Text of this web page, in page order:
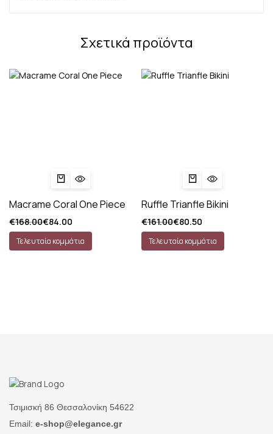
Σχετικά προϊόντα
Macrame Coral One Piece
€168.00€84.00
Τελευταία κομμάτια
Ruffle Trianfle Bikini
€161.00€80.50
Τελευταία κομμάτια
Τσιμισκή 86 Θεσσαλονίκη 54622
Email: e-shop@elegance.gr